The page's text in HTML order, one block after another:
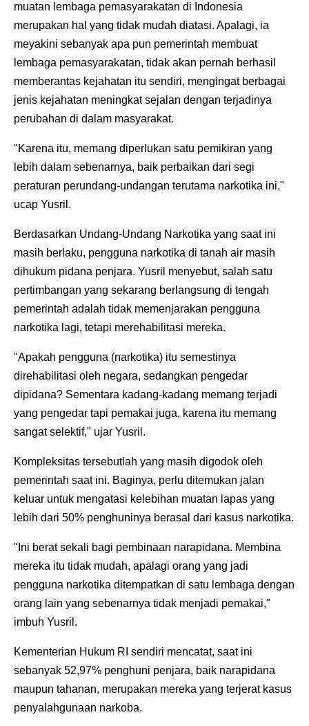
muatan lembaga pemasyarakatan di Indonesia
merupakan hal yang tidak mudah diatasi. Apalagi, ia
meyakini sebanyak apa pun pemerintah membuat
lembaga pemasyarakatan, tidak akan pernah berhasil
memberantas kejahatan itu sendiri, mengingat berbagai
jenis kejahatan meningkat sejalan dengan terjadinya
perubahan di dalam masyarakat.
"Karena itu, memang diperlukan satu pemikiran yang
lebih dalam sebenarnya, baik perbaikan dari segi
peraturan perundang-undangan terutama narkotika ini,"
ucap Yusril.
Berdasarkan Undang-Undang Narkotika yang saat ini
masih berlaku, pengguna narkotika di tanah air masih
dihukum pidana penjara. Yusril menyebut, salah satu
pertimbangan yang sekarang berlangsung di tengah
pemerintah adalah tidak memenjarakan pengguna
narkotika lagi, tetapi merehabilitasi mereka.
"Apakah pengguna (narkotika) itu semestinya
direhabilitasi oleh negara, sedangkan pengedar
dipidana? Sementara kadang-kadang memang terjadi
yang pengedar tapi pemakai juga, karena itu memang
sangat selektif," ujar Yusril.
Kompleksitas tersebutlah yang masih digodok oleh
pemerintah saat ini. Baginya, perlu ditemukan jalan
keluar untuk mengatasi kelebihan muatan lapas yang
lebih dari 50% penghuninya berasal dari kasus narkotika.
"Ini berat sekali bagi pembinaan narapidana. Membina
mereka itu tidak mudah, apalagi orang yang jadi
pengguna narkotika ditempatkan di satu lembaga dengan
orang lain yang sebenarnya tidak menjadi pemakai,"
imbuh Yusril.
Kementerian Hukum RI sendiri mencatat, saat ini
sebanyak 52,97% penghuni penjara, baik narapidana
maupun tahanan, merupakan mereka yang terjerat kasus
penyalahgunaan narkoba.